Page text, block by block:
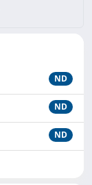
ND
ND
ND